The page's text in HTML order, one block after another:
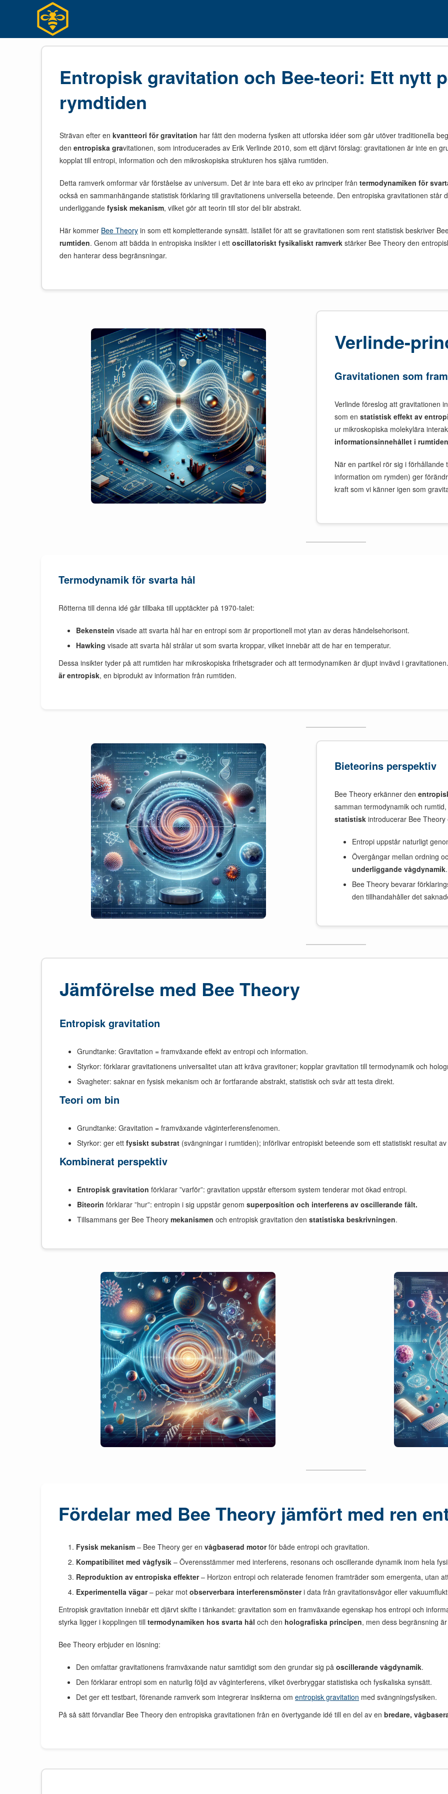
Entropisk gravitation och Bee-teori: Ett nytt
rymdtiden
Strävan efter en kvantteori för gravitation har fått den moderna fysiken att utforska idéer som går utöver traditionella
den entropiska gravitationen, som introducerades av Erik Verlinde 2010, som ett djärvt förslag: gravitationen är inte en
kopplat till entropi, information och den mikroskopiska strukturen hos själva rumtiden.
Detta ramverk omformar vår förståelse av universum. Det är inte bara ett eko av principer från termodynamiken för
också en sammanhängande statistisk förklaring till gravitationens universella beteende. Den entropiska gravitationen står
underliggande fysisk mekanism, vilket gör att teorin till stor del blir abstrakt.
Här kommer Bee Theory in som ett kompletterande synsätt. Istället för att se gravitationen som rent statistisk beskriver
rumtiden. Genom att bädda in entropiska insikter i ett oscillatoriskt fysikaliskt ramverk stärker Bee Theory den
den hanterar dess begränsningar.
Verlinde-
Gravitationen som
Verlinde föreslog att gravitationen
som en statistisk effekt av
ur mikroskopiska molekylära
informationsinnehållet i rumtiden
När en partikel rör sig i
information om rymden) ger
kraft som vi känner igen som
Termodynamik för svarta hål
Rötterna till denna idé går tillbaka till upptäckter på 1970-talet:
Bekenstein visade att svarta hål har en entropi som är proportionell mot ytan av deras händelsehorisont.
Hawking visade att svarta hål strålar ut som svarta kroppar, vilket innebär att de har en temperatur.
Dessa insikter tyder på att rumtiden har mikroskopiska frihetsgrader och att termodynamiken är djupt invävd i
är entropisk, en biprodukt av information från rumtiden.
Bieteorins perspektiv
Bee Theory erkänner den
samman termodynamik och
statistisk introducerar Bee
Entropi uppstår naturligt
Övergångar mellan ordning
underliggande vågdynamik.
Bee Theory bevarar
den tillhandahåller det
Jämförelse med Bee Theory
Entropisk gravitation
Grundtanke: Gravitation = framväxande effekt av entropi och information.
Styrkor: förklarar gravitationens universalitet utan att kräva gravitoner; kopplar gravitation till termodynamik och
Svagheter: saknar en fysisk mekanism och är fortfarande abstrakt, statistisk och svår att testa direkt.
Teori om bin
Grundtanke: Gravitation = framväxande våginterferensfenomen.
Styrkor: ger ett fysiskt substrat (svängningar i rumtiden); införlivar entropiskt beteende som ett statistiskt resultat
Kombinerat perspektiv
Entropisk gravitation förklarar ”varför”: gravitation uppstår eftersom system tenderar mot ökad entropi.
Biteorin förklarar ”hur”: entropin i sig uppstår genom superposition och interferens av oscillerande fält.
Tillsammans ger Bee Theory mekanismen och entropisk gravitation den statistiska beskrivningen.
Fördelar med Bee Theory jämfört med ren
Fysisk mekanism – Bee Theory ger en vågbaserad motorför både entropi och gravitation.
Kompatibilitet med vågfysik – Överensstämmer med interferens, resonans och oscillerande dynamik inom hela
Reproduktion av entropiska effekter– Horizon entropi och relaterade fenomen framträder som emergenta, utan
Experimentella vägar– pekar mot observerbara interferensmönsteri data från gravitationsvågor eller
Entropisk gravitation innebär ett djärvt skifte i tänkandet: gravitation som en framväxande egenskap hos entropi och
styrka ligger i kopplingen till termodynamiken hos svarta hål och den holografiska principen, men dess begränsning
Bee Theory erbjuder en lösning:
Den omfattar gravitationens framväxande natur samtidigt som den grundar sig på oscillerande vågdynamik.
Den förklarar entropi som en naturlig följd av våginterferens, vilket överbryggar statistiska och fysikaliska synsätt.
Det ger ett testbart, förenande ramverk som integrerar insikterna om entropisk gravitation med svängningsfysiken.
På så sätt förvandlar Bee Theory den entropiska gravitationen från en övertygande idé till en del av en bredare,